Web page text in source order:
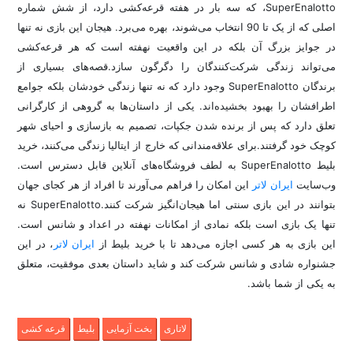
SuperEnalotto، که سه بار در هفته قرعه‌کشی دارد، از شش شماره
اصلی که از یک تا 90 انتخاب می‌شوند، بهره می‌برد. هیجان این بازی نه تنها
در جوایز بزرگ آن بلکه در این واقعیت نهفته است که هر قرعه‌کشی
می‌تواند زندگی شرکت‌کنندگان را دگرگون سازد.قصه‌های بسیاری از
برندگان SuperEnalotto وجود دارد که نه تنها زندگی خودشان بلکه جوامع
اطرافشان را بهبود بخشیده‌اند. یکی از داستان‌ها به گروهی از کارگرانی
تعلق دارد که پس از برنده شدن جکپات، تصمیم به بازسازی و احیای شهر
کوچک خود گرفتند.برای علاقه‌مندانی که خارج از ایتالیا زندگی می‌کنند، خرید
بلیط SuperEnalotto به لطف فروشگاه‌های آنلاین قابل دسترس است.
وب‌سایت‌ ایران لاتر این امکان را فراهم می‌آورند تا افراد از هر کجای جهان
بتوانند در این بازی سنتی اما هیجان‌انگیز شرکت کنند.SuperEnalotto نه
تنها یک بازی است بلکه نمادی از امکانات نهفته در اعداد و شانس است.
این بازی به هر کسی اجازه می‌دهد تا با خرید بلیط از ایران لاتر ، در این
جشنواره شادی و شانس شرکت کند و شاید داستان بعدی موفقیت، متعلق
به یکی از شما باشد.
لاتاری بخت آزمایی بلیط قرعه کشی